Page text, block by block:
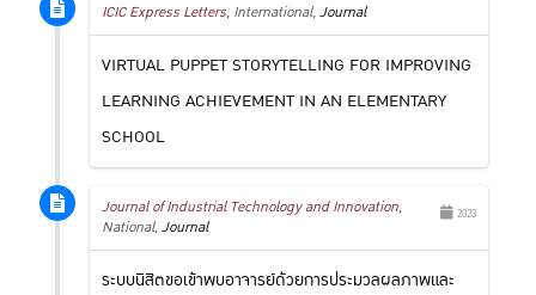
ICIC Express Letters, International,Journal
VIRTUAL PUPPET STORYTELLING FOR IMPROVING
LEARNING ACHIEVEMENT IN AN ELEMENTARY
SCHOOL
2023
Journal of Industrial Technology and Innovation,
National,Journal
ระบบนิสิตขอเข้าพบอาจารย์ด้วยการประมวลผลภาพและ